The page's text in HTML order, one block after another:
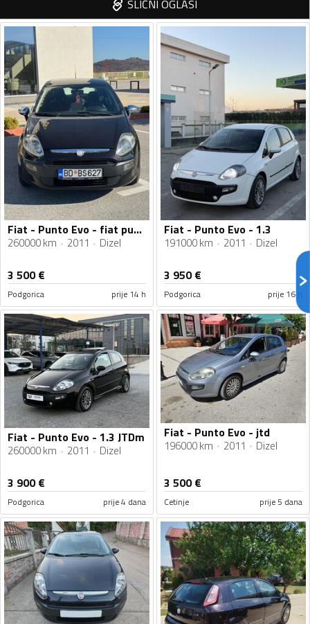
SLIČNI OGLASI
Fiat - Punto Evo - fiat punto evo
260000 km 2011 Dizel
3 500€
Podgorica prije 14 h
Fiat - Punto Evo - 1.3
191000 km 2011 Dizel
3 950€
Podgorica prije 16 h
Fiat - Punto Evo - 1.3 JTDm
260000 km 2011 Dizel
3 900€
Podgorica prije 4 dana
Fiat - Punto Evo - jtd
196000 km 2011 Dizel
3 500€
Cetinje prije 5 dana